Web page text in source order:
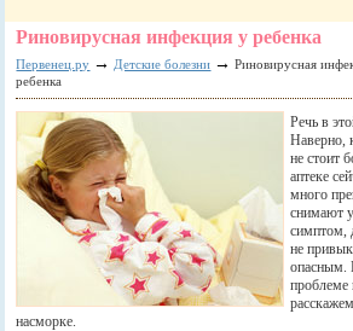
Риновирусная инфекция у ребенка
Первенец.ру → Детские болезни → Риновирусная
ребенка
Речь в
Наверно,
не стоит
аптеке
много
снимают
симптом,
не
опасным.
проблеме
насморке.